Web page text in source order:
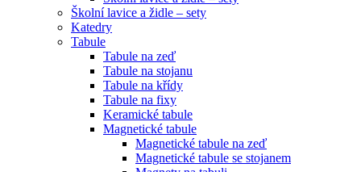
Školní lavice a židle – sety
Katedry
Tabule
Tabule na zeď
Tabule na stojanu
Tabule na křídy
Tabule na fixy
Keramické tabule
Magnetické tabule
Magnetické tabule na zeď
Magnetické tabule se stojanem